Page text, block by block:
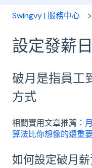
Swingvy | 服務中心
設定發薪
破月是指員工
方式
相關實用文章推薦：
算法比你想像的還重要
如何設定破月薪